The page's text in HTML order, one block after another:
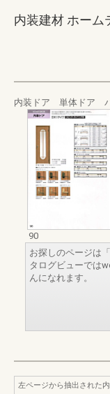
内装建材 ホーム
内装ドア 単体ドア
90
お探しのページは
タログビューでは
んになれます。
左ページから抽出された